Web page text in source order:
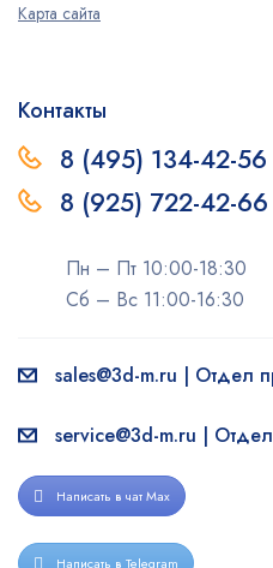
Карта сайта
Контакты
8 (495) 134-42-56
8 (925) 722-42-66
Пн – Пт 10:00-18:30
Сб – Вс 11:00-16:30
sales@3d-m.ru | Отдел
service@3d-m.ru |
Написать в чат Max
Написать в Telegram